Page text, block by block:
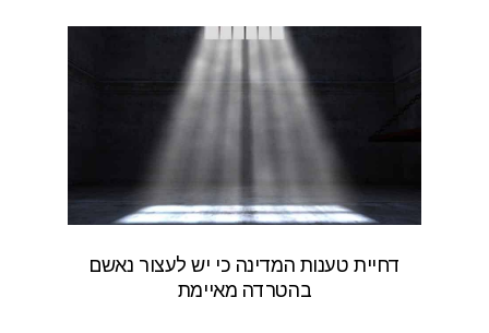
דחיית טענות המדינה כי יש לעצור נאשם
בהטרדה מאיימת